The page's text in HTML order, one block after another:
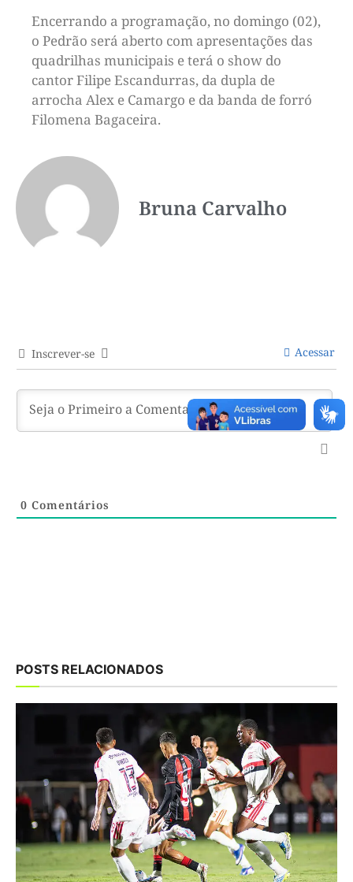
Encerrando a programação, no domingo (02),
o Pedrão será aberto com apresentações das
quadrilhas municipais e terá o show do
cantor Filipe Escandurras, da dupla de
arrocha Alex e Camargo e da banda de forró
Filomena Bagaceira.
Bruna Carvalho
Inscrever-se Acessar
0 Comentários
POSTS RELACIONADOS